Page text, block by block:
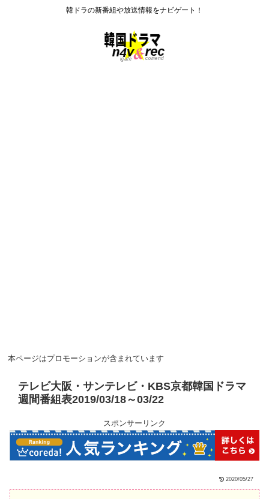
韓ドラの新番組や放送情報をナビゲート！
本ページはプロモーションが含まれています
テレビ大阪・サンテレビ・KBS京都韓国ドラマ
週間番組表2019/03/18～03/22
スポンサーリンク
2020/05/27